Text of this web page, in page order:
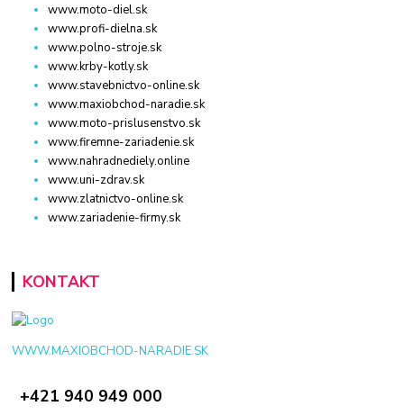
www.moto-diel.sk
www.profi-dielna.sk
www.polno-stroje.sk
www.krby-kotly.sk
www.stavebnictvo-online.sk
www.maxiobchod-naradie.sk
www.moto-prislusenstvo.sk
www.firemne-zariadenie.sk
www.nahradnediely.online
www.uni-zdrav.sk
www.zlatnictvo-online.sk
www.zariadenie-firmy.sk
KONTAKT
WWW.MAXIOBCHOD-NARADIE.SK
+421 940 949 000